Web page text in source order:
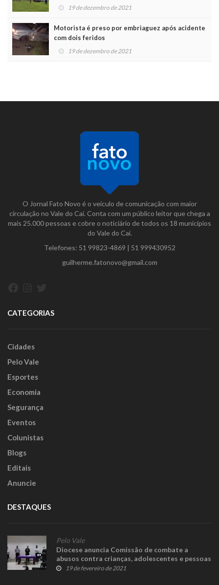
19 de dezembro de 2021
Motorista é preso por embriaguez após acidente
com dois feridos
19 de dezembro de 2021
O Jornal Fato Novo é o veículo de comunicação com maior
circulação no Vale do Caí. Conta com um público leitor que chega a
mais 25.000 pessoas e cobre o noticiário de todos os 18 municípios
do Vale do Caí.
Telefones: 51 99823-4869 | 51 999430952
guilherme.fatonovo@gmail.com
CATEGORIAS
Cidades
Pelo Vale
Esportes
Economia
Segurança
Eventos
Colunistas
Blogs
Editais
Anuncie
DESTAQUES
Pelo Vale
Diocese anuncia Comissão de combate a
abusos contra crianças, adolescentes e pessoas
vulneráveis
19 de fevereiro de 2021